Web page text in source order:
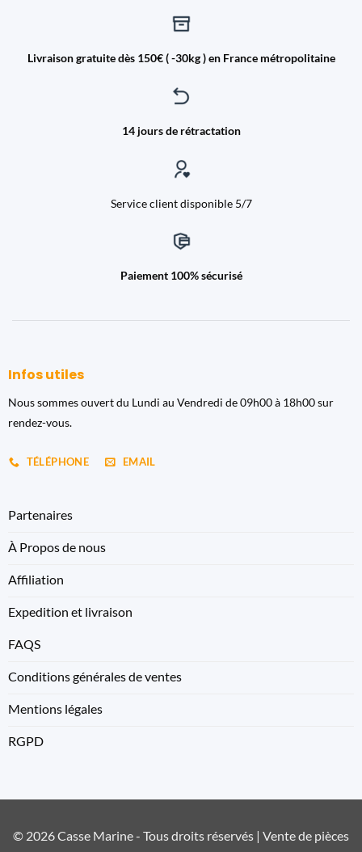
Livraison gratuite dès 150€ ( -30kg ) en France métropolitaine
14 jours de rétractation
Service client disponible 5/7
Paiement 100% sécurisé
Infos utiles
Nous sommes ouvert du Lundi au Vendredi de 09h00 à 18h00 sur
rendez-vous.
TÉLÉPHONE EMAIL
Partenaires
À Propos de nous
Affiliation
Expedition et livraison
FAQS
Conditions générales de ventes
Mentions légales
RGPD
© 2026 Casse Marine - Tous droits réservés | Vente de pièces